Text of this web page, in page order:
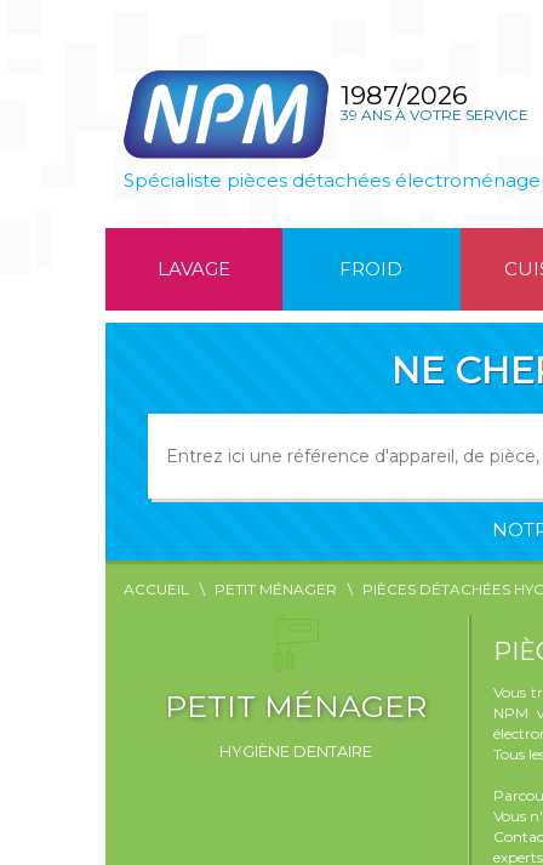
1987/2026
39 ANS À VOTRE SERVICE
Spécialiste pièces détachées
LAVAGE FROID
NE
ACCUEIL PETIT MÉNAGER PIÈCES DÉTACHÉES
PETIT MÉNAGER
HYGIÈNE DENTAIRE
Vous
NPM
Tous
Vous